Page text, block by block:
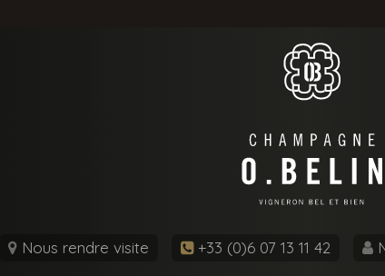
Nous rendre visite +33 (0)6 07 13 11 42